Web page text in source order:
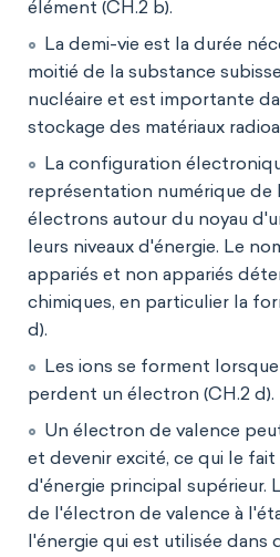
élément (CH.2 b).
La demi-vie est la durée
moitié de la substance
nucléaire et est importante
stockage des matériaux
La configuration
représentation numérique de
électrons autour du noyau
leurs niveaux d'énergie. Le
appariés et non appariés
chimiques, en particulier la
d).
Les ions se forment
perdent un électron (CH.2 d).
Un électron de valence
et devenir excité, ce qui le fait
d'énergie principal supérieur.
de l'électron de valence à
l'énergie qui est utilisée dans